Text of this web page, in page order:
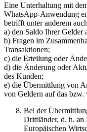
Eine Unterhaltung mit
WhatsApp-Anwendung
betrifft unter anderem
a) den Saldo Ihrer Gelder
b) Fragen im
Transaktionen;
c) die Erteilung oder
d) die Änderung oder
des Kunden;
e) die Übermittlung von
von Geldern auf das
Bei der
Drittländer, d. h. an
Europäischen